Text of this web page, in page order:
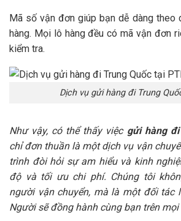
Mã số vận đơn giúp bạn dễ dàng theo
hàng. Mọi lô hàng đều có mã vận đơn
kiểm tra.
Dịch vụ gửi hàng đi Trung
Như vậy, có thể thấy việc gửi hàng đi
chỉ đơn thuần là một dịch vụ vận
trình đòi hỏi sự am hiểu và kinh
độ và tối ưu chi phí. Chúng tôi
người vận chuyển, mà là một đối tác
Người sẽ đồng hành cùng bạn trên